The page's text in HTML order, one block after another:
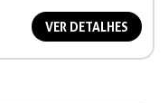
VER DETALHES